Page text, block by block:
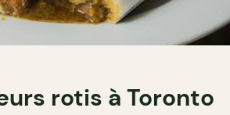
rotis à Toronto